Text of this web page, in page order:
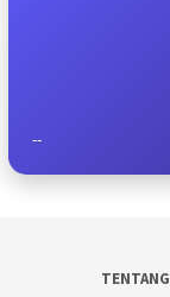
--
TENTANG